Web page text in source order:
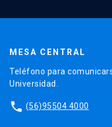
MESA CENTRAL
Teléfono para
Universidad.
phone (56)95504 4000